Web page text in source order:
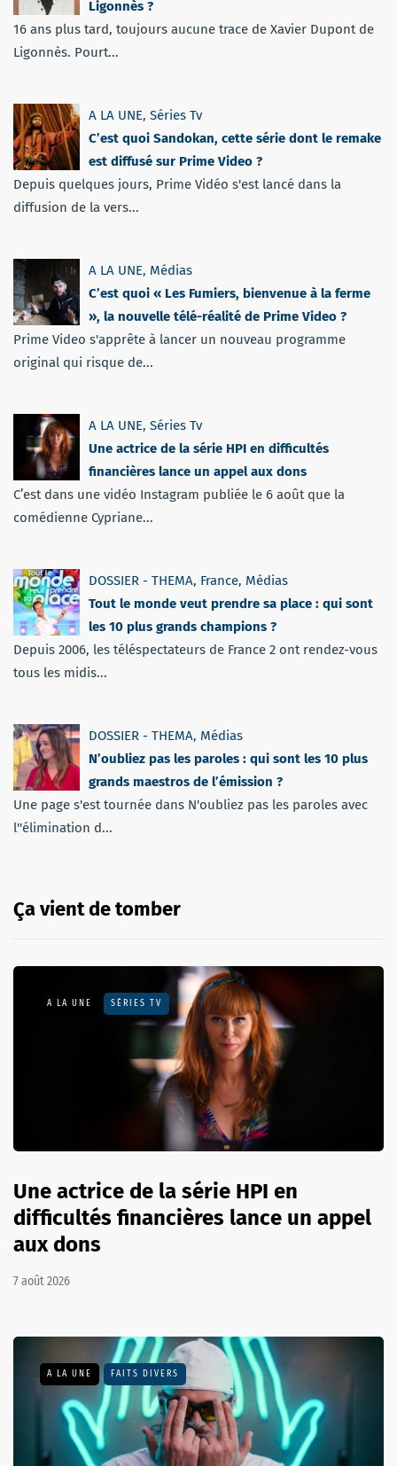
Ligonnès ?
16 ans plus tard, toujours aucune trace de Xavier Dupont de
Ligonnès. Pourt...
A LA UNE, Séries Tv
C’est quoi Sandokan, cette série dont le remake
est diffusé sur Prime Video ?
Depuis quelques jours, Prime Vidéo s'est lancé dans la
diffusion de la vers...
A LA UNE, Médias
C’est quoi « Les Fumiers, bienvenue à la ferme
», la nouvelle télé-réalité de Prime Video ?
Prime Video s'apprête à lancer un nouveau programme
original qui risque de...
A LA UNE, Séries Tv
Une actrice de la série HPI en difficultés
financières lance un appel aux dons
C’est dans une vidéo Instagram publiée le 6 août que la
comédienne Cypriane...
DOSSIER - THEMA, France, Médias
Tout le monde veut prendre sa place : qui sont
les 10 plus grands champions ?
Depuis 2006, les téléspectateurs de France 2 ont rendez-vous
tous les midis...
DOSSIER - THEMA, Médias
N’oubliez pas les paroles : qui sont les 10 plus
grands maestros de l’émission ?
Une page s'est tournée dans N'oubliez pas les paroles avec
l''élimination d...
Ça vient de tomber
A LA UNE SÉRIES TV
Une actrice de la série HPI en
difficultés financières lance un appel
aux dons
7 août 2026
A LA UNE FAITS DIVERS